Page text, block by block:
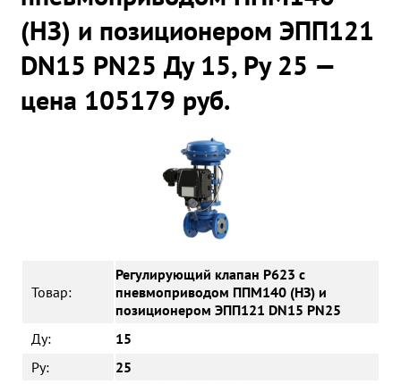
(НЗ) и позиционером ЭПП121
DN15 PN25 Ду 15, Ру 25 —
цена 105179 руб.
Товар:
Регулирующий клапан Р623 с
пневмоприводом ППМ140 (НЗ) и
позиционером ЭПП121 DN15 PN25
Ду:
15
Ру:
25